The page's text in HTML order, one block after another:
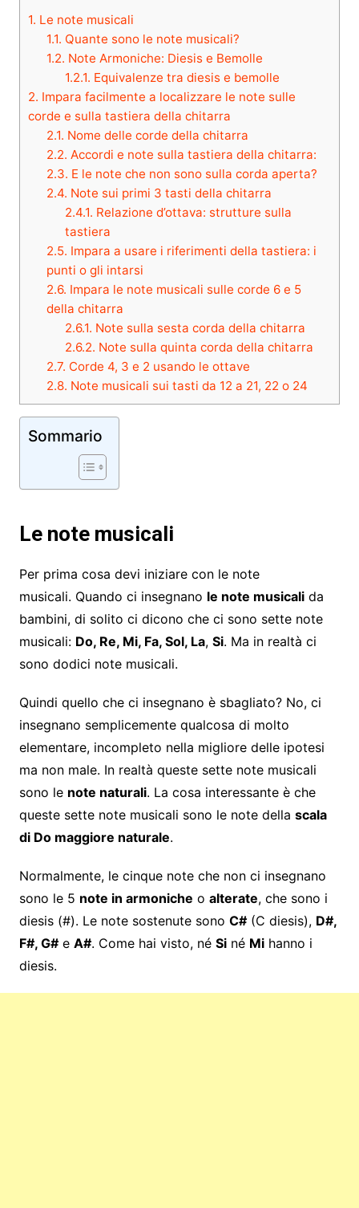
1. Le note musicali
1.1. Quante sono le note musicali?
1.2. Note Armoniche: Diesis e Bemolle
1.2.1. Equivalenze tra diesis e bemolle
2. Impara facilmente a localizzare le note sulle
corde e sulla tastiera della chitarra
2.1. Nome delle corde della chitarra
2.2. Accordi e note sulla tastiera della chitarra:
2.3. E le note che non sono sulla corda aperta?
2.4. Note sui primi 3 tasti della chitarra
2.4.1. Relazione d’ottava: strutture sulla
tastiera
2.5. Impara a usare i riferimenti della tastiera: i
punti o gli intarsi
2.6. Impara le note musicali sulle corde 6 e 5
della chitarra
2.6.1. Note sulla sesta corda della chitarra
2.6.2. Note sulla quinta corda della chitarra
2.7. Corde 4, 3 e 2 usando le ottave
2.8. Note musicali sui tasti da 12 a 21, 22 o 24
Sommario
Le note musicali
Per prima cosa devi iniziare con le note
musicali. Quando ci insegnano le note musicalida
bambini, di solito ci dicono che ci sono sette note
musicali: Do, Re, Mi, Fa, Sol, La, Si. Ma in realtà ci
sono dodici note musicali.
Quindi quello che ci insegnano è sbagliato? No, ci
insegnano semplicemente qualcosa di molto
elementare, incompleto nella migliore delle ipotesi
ma non male. In realtà queste sette note musicali
sono le note naturali. La cosa interessante è che
queste sette note musicali sono le note della scala
di Do maggiore naturale.
Normalmente, le cinque note che non ci insegnano
sono le 5 note in armoniche o alterate, che sono i
diesis (#). Le note sostenute sono C#(C diesis), D#,
F#, G#e A#. Come hai visto, né Siné Mihanno i
diesis.